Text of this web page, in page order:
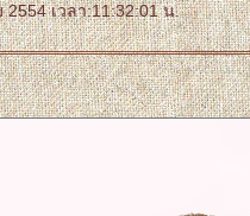
เวลา:11:32:01 น.